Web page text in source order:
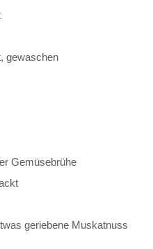
gewaschen
Gemüsebrühe
geriebene Muskatnuss